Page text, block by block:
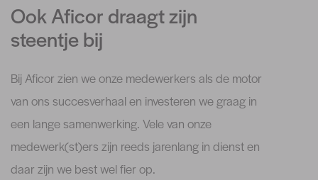
Ook Aficor draagt zijn
steentje bij
Bij Aficor zien we onze medewerkers als de motor
van ons succesverhaal en investeren we graag in
een lange samenwerking. Vele van onze
medewerk(st)ers zijn reeds jarenlang in dienst en
daar zijn we best wel fier op.